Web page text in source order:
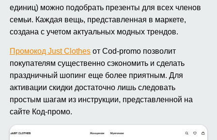
единиц) можно подобрать презенты для всех членов
семьи. Каждая вещь, представленная в маркете,
создана с учетом актуальных модных трендов.
Промокод Just Clothes от Cod-promo позволит
покупателям существенно сэкономить и сделать
праздничный шопинг еще более приятным. Для
активации скидки достаточно лишь следовать
простым шагам из инструкции, представленной на
сайте Код-промо.